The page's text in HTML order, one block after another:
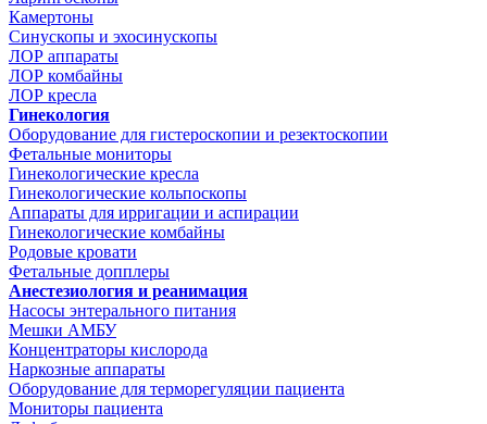
Камертоны
Синускопы и эхосинускопы
ЛОР аппараты
ЛОР комбайны
ЛОР кресла
Гинекология
Оборудование для гистероскопии и резектоскопии
Фетальные мониторы
Гинекологические кресла
Гинекологические кольпоскопы
Аппараты для ирригации и аспирации
Гинекологические комбайны
Родовые кровати
Фетальные допплеры
Анестезиология и реанимация
Насосы энтерального питания
Мешки АМБУ
Концентраторы кислорода
Наркозные аппараты
Оборудование для терморегуляции пациента
Мониторы пациента